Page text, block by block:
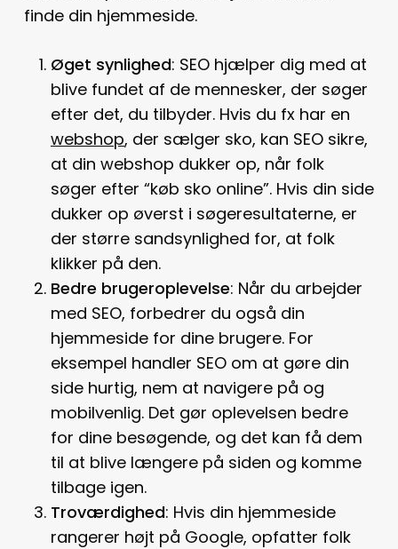
finde din hjemmeside.
Øget synlighed: SEO hjælper dig med at
blive fundet af de mennesker, der søger
efter det, du tilbyder. Hvis du fx har en
webshop, der sælger sko, kan SEO sikre,
at din webshop dukker op, når folk
søger efter “køb sko online”. Hvis din side
dukker op øverst i søgeresultaterne, er
der større sandsynlighed for, at folk
klikker på den.
Bedre brugeroplevelse: Når du arbejder
med SEO, forbedrer du også din
hjemmeside for dine brugere. For
eksempel handler SEO om at gøre din
side hurtig, nem at navigere på og
mobilvenlig. Det gør oplevelsen bedre
for dine besøgende, og det kan få dem
til at blive længere på siden og komme
tilbage igen.
Troværdighed: Hvis din hjemmeside
rangerer højt på Google, opfatter folk